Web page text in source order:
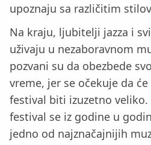
upoznaju sa različitim
Na kraju, ljubitelji jazza i
uživaju u nezaboravnom
pozvani su da obezbede
vreme, jer se očekuje da
festival biti izuzetno veliko.
festival se iz godine u
jedno od najznačajnijih